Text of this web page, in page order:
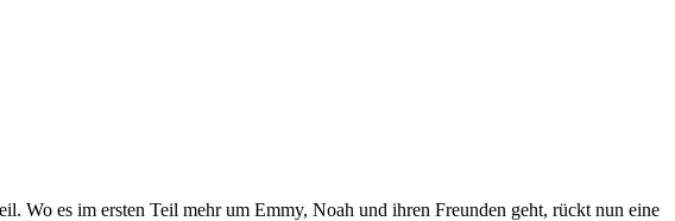
Wo es im ersten Teil mehr um Emmy, Noah und ihren Freunden geht, rückt nun eine